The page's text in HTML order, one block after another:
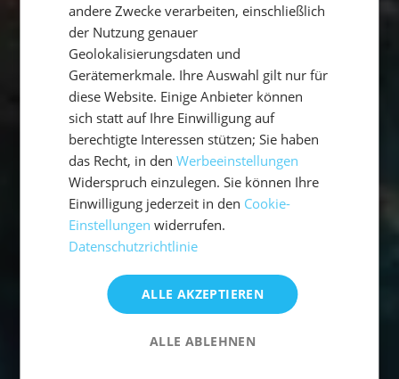
andere Zwecke verarbeiten, einschließlich
der Nutzung genauer
Geolokalisierungsdaten und
Gerätemerkmale. Ihre Auswahl gilt nur für
diese Website. Einige Anbieter können
sich statt auf Ihre Einwilligung auf
berechtigte Interessen stützen; Sie haben
das Recht, in denWerbeeinstellungen
Widerspruch einzulegen. Sie können Ihre
Einwilligung jederzeit in den Cookie-
Einstellungen widerrufen.
Datenschutzrichtlinie
ALLE AKZEPTIEREN
ALLE ABLEHNEN